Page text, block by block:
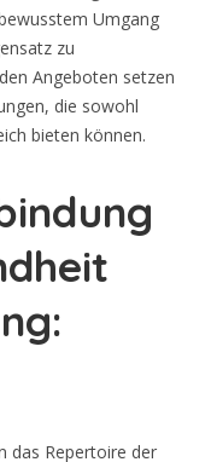
Umgang
zu
Angeboten setzen
die sowohl
bieten können.
das Repertoire der